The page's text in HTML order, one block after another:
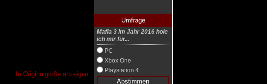
Umfrage
Mafia 3 im Jahr 2016 hole
ich mir für...
PC
Xbox One
Playstation 4
In Originalgröße anzeigen